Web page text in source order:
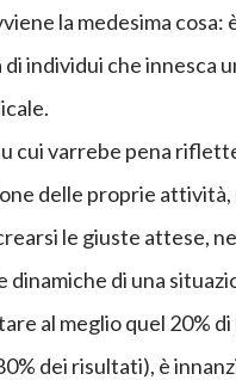
la medesima cosa:
individui che innesca
cui varrebe pena
delle proprie
le giuste attese,
dinamiche di una
al meglio quel 20%
dei risultati), è